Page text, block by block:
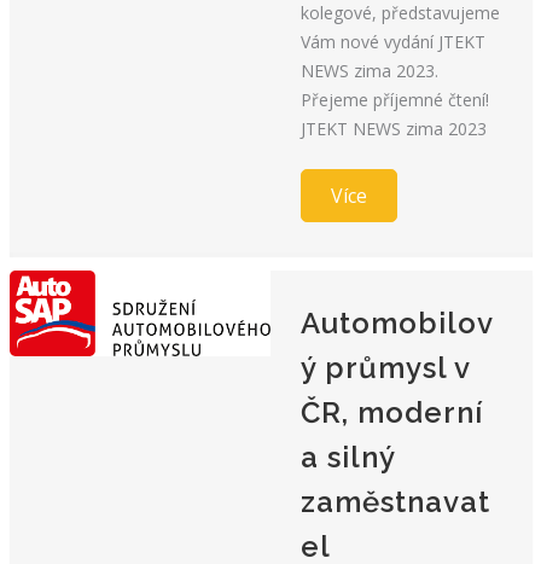
kolegové, představujeme
Vám nové vydání JTEKT
NEWS zima 2023.
Přejeme příjemné čtení!
JTEKT NEWS zima 2023
Více
Automobilov
ý průmysl v
ČR, moderní
a silný
zaměstnavat
el